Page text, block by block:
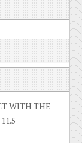
WITH THE